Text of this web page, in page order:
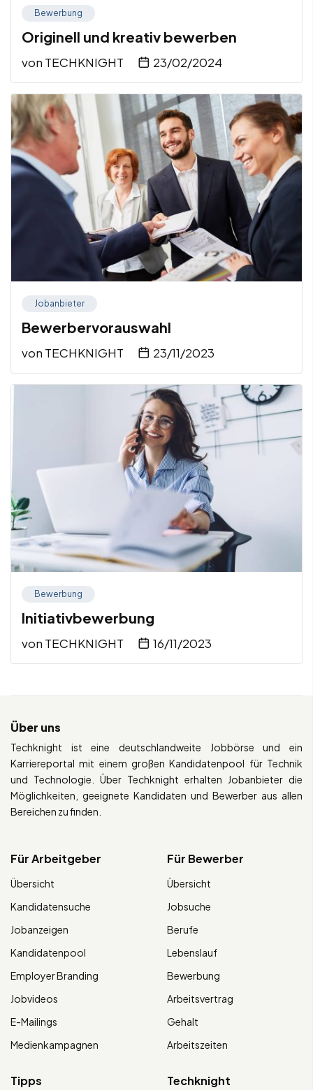
Bewerbung
Originell und kreativ bewerben
von TECHKNIGHT 23/02/2024
Jobanbieter
Bewerbervorauswahl
von TECHKNIGHT 23/11/2023
Bewerbung
Initiativbewerbung
von TECHKNIGHT 16/11/2023
Über uns
Techknight ist eine deutschlandweite Jobbörse und ein
Karriereportal mit einem großen Kandidatenpool für Technik
und Technologie. Über Techknight erhalten Jobanbieter die
Möglichkeiten, geeignete Kandidaten und Bewerber aus allen
Bereichen zu finden.
Für Arbeitgeber
Übersicht
Kandidatensuche
Jobanzeigen
Kandidatenpool
Employer Branding
Jobvideos
E-Mailings
Medienkampagnen
Für Bewerber
Übersicht
Jobsuche
Berufe
Lebenslauf
Bewerbung
Arbeitsvertrag
Gehalt
Arbeitszeiten
Tipps Techknight